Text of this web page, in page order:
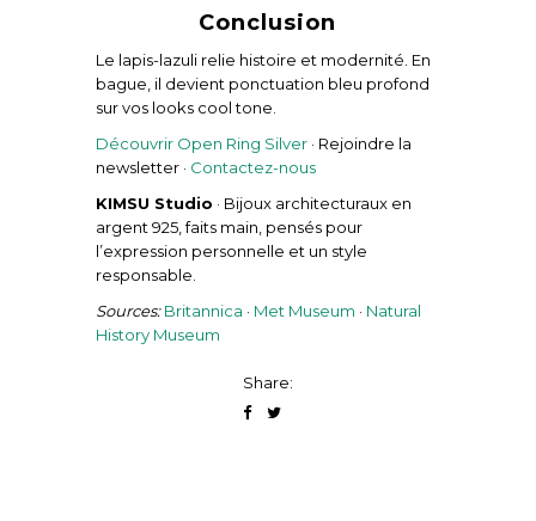
Conclusion
Le lapis-lazuli relie histoire et modernité. En
bague, il devient ponctuation bleu profond
sur vos looks cool tone.
Découvrir Open Ring Silver · Rejoindre la
newsletter · Contactez-nous
KIMSU Studio · Bijoux architecturaux en
argent 925, faits main, pensés pour
l’expression personnelle et un style
responsable.
Sources: Britannica · Met Museum · Natural
History Museum
Share: